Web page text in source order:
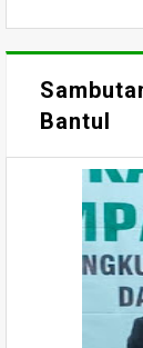
Bantul